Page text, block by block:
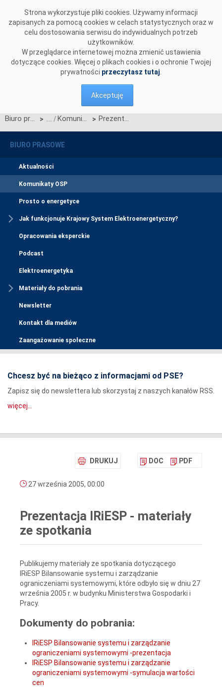
Strona wykorzystuje pliki cookies. Używamy informacji
zapisanych za pomocą cookies w celach statystycznych oraz w
celu dostosowania serwisu do indywidualnych potrzeb
użytkowników.
W przeglądarce internetowej można zmienić ustawienia
dotyczące cookies. Więcej o plikach cookies i o ochronie Twojej
prywatności przeczytasz tutaj
Akceptuję
Biuro prasowe > Komunikaty OSP > Prezentacja IRiESP - materiały ze spotkania
BIURO PRASOWE
Aktualności
Komunikaty OSP
Prosto o energetyce
Jak funkcjonuje Krajowy System Elektroenergetyczny?
Opracowania eksperckie
Podcast
Elektroenergetyka
Materiały do pobrania
Newsletter
Kontakt dla mediów
Zaangażowanie społeczne
Chcesz być na bieżąco z informacjami od PSE?
Zapisz się do newslettera lub skorzystaj z naszych kanałów RSS.
więcej...
DRUKUJ DOC PDF
27 września 2005, 00:00
Prezentacja IRiESP - materiały
ze spotkania
Publikujemy materiały ze spotkania dotyczącego
IRiESP Bilansowanie systemu i zarządzanie
ograniczeniami systemowymi, które odbyło się w dniu 27
września 2005 r. w budynku Ministerstwa Gospodarki i
Pracy.
Dokumenty do pobrania:
IRiESP Bilansowanie systemu i zarządzanie
ograniczeniami systemowymi -prezentacja
IRiESP Bilansowanie systemu i zarządzanie
ograniczeniami systemowymi -symulacja wartości
cen